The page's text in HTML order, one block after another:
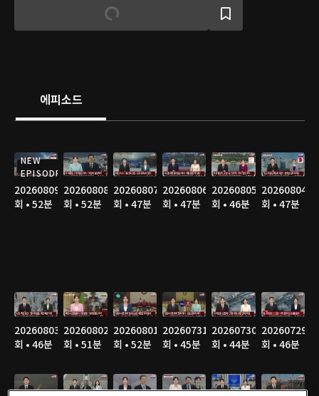
에피소드
NEW
EPISODE
20260809
회 • 52분
20260808
회 • 52분
20260807
회 • 47분
20260806
회 • 47분
20260805
회 • 46분
20260804
회 • 47분
20260803
회 • 46분
20260802
회 • 51분
20260801
회 • 52분
20260731
회 • 45분
20260730
회 • 44분
20260729
회 • 46분